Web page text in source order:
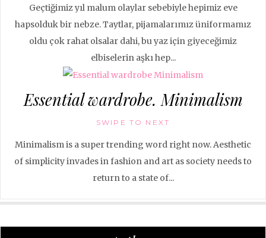
Geçtiğimiz yıl malum olaylar sebebiyle hepimiz eve
hapsolduk bir nebze. Taytlar, pijamalarımız üniformamız
oldu çok rahat olsalar dahi, bu yaz için giyeceğimiz
elbiselerin aşkı hep...
Essential wardrobe. Minimalism
SWIPE TO NEXT
Minimalism is a super trending word right now. Aesthetic
of simplicity invades in fashion and art as society needs to
return to a state of...